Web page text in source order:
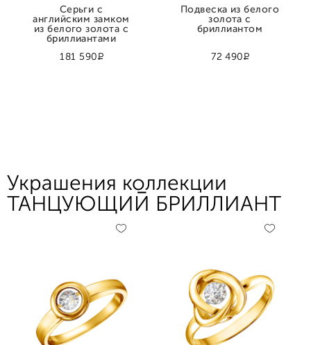
181 590Р
Серьги с
английским замком
из белого золота с
бриллиантами
72 490Р
Подвеска из белого
золота с
бриллиантом
Украшения коллекции
ТАНЦУЮЩИЙ БРИЛЛИАНТ